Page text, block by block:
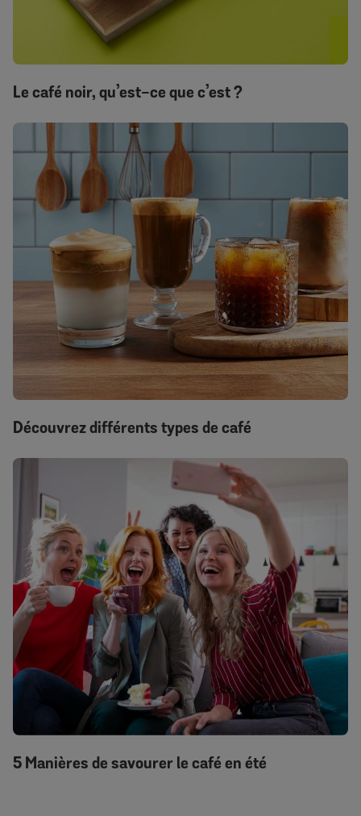
Le café noir, qu’est-ce que c’est ?
Découvrez différents types de café
5 Manières de savourer le café en été